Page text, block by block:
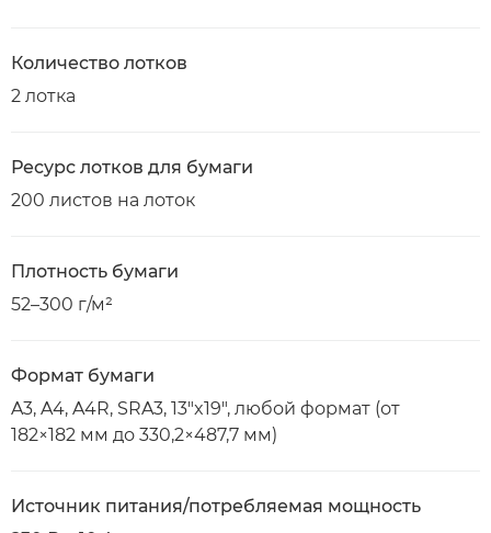
Количество лотков
2 лотка
Ресурс лотков для бумаги
200 листов на лоток
Плотность бумаги
52–300 г/м²
Формат бумаги
A3, A4, A4R, SRA3, 13"x19", любой формат (от
182×182 мм до 330,2×487,7 мм)
Источник питания/потребляемая мощность